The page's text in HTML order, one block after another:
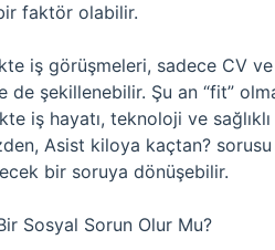
faktör olabilir.
iş görüşmeleri, sadece CV
de şekillenebilir. Şu an “fit”
iş hayatı, teknoloji ve sağlıklı
Asist kiloya kaçtan?
bir soruya dönüşebilir.
Sosyal Sorun Olur Mu?